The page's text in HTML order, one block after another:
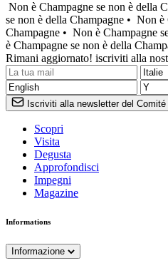
Non è Champagne se non è della
se non è della Champagne • Non è
Champagne • Non è Champagne
è Champagne se non è della
Rimani aggiornato! iscriviti alla
Iscriviti alla newsletter del
Scopri
Visita
Degusta
Approfondisci
Impegni
Magazine
Informations
Informazione